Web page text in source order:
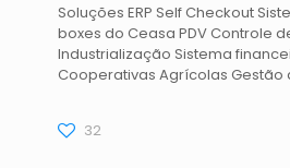
Soluções ERP Self Checkout
boxes do Ceasa PDV Controle
Industrialização Sistema
Cooperativas Agrícolas
32